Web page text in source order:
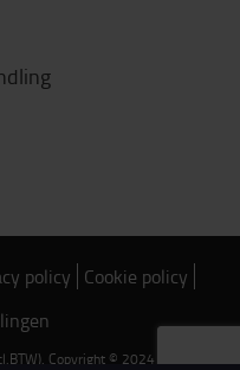
policy Cookie policy
Copyright © 2024 Toyota